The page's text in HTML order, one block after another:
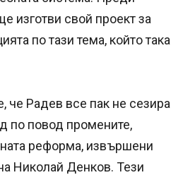
изготви свой проект за
по тази тема, който така
че Радев все пак не сезира
по повод промените,
реформа, извършени
Николай Денков. Тези